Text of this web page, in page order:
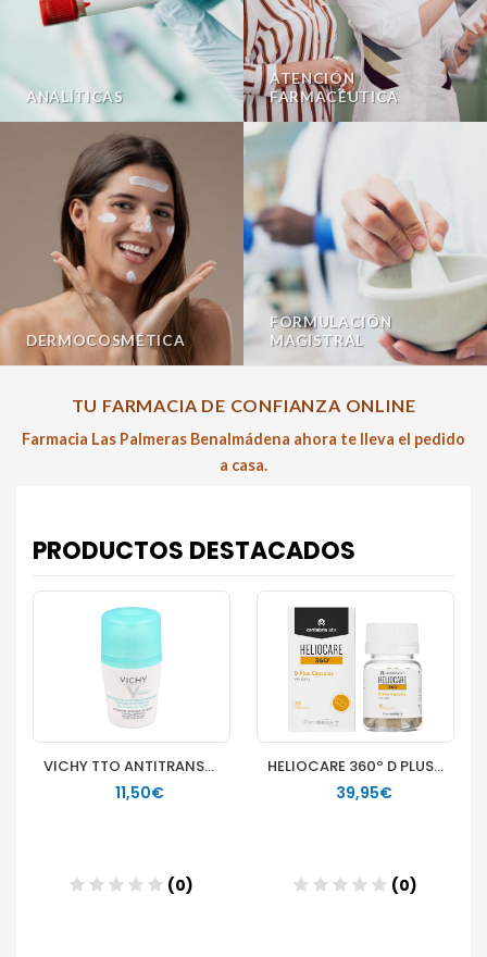
ANALÍTICAS
ATENCIÓN
FARMACÉUTICA
DERMOCOSMÉTICA
FORMULACIÓN
MAGISTRAL
TU FARMACIA DE CONFIANZA ONLINE
Farmacia Las Palmeras Benalmádena ahora te lleva el pedido
a casa.